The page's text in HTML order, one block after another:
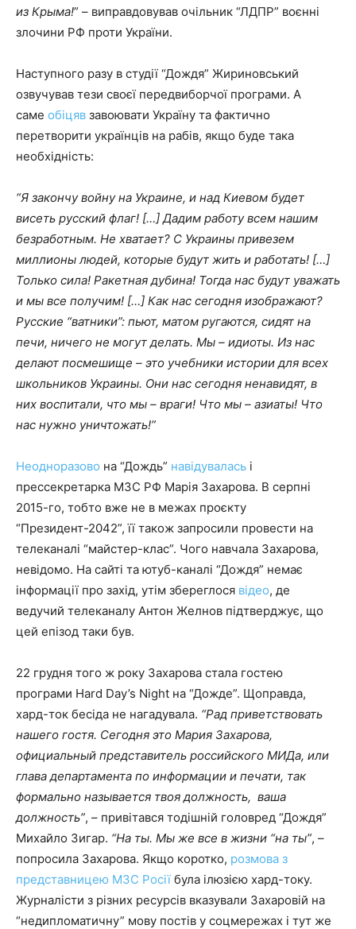
из Крыма!” – виправдовував очільник “ЛДПР” воєнні
злочини РФ проти України.
Наступного разу в студії “Дождя” Жириновський
озвучував тези своєї передвиборчої програми. А
саме обіцяв завоювати Україну та фактично
перетворити українців на рабів, якщо буде така
необхідність:
“Я закончу войну на Украине, и над Киевом будет
висеть русский флаг! […] Дадим работу всем нашим
безработным. Не хватает? С Украины привезем
миллионы людей, которые будут жить и работать! […]
Только сила! Ракетная дубина! Тогда нас будут уважать
и мы все получим! […] Как нас сегодня изображают?
Русские “ватники”: пьют, матом ругаются, сидят на
печи, ничего не могут делать. Мы – идиоты. Из нас
делают посмешище – это учебники истории для всех
школьников Украины. Они нас сегодня ненавидят, в
них воспитали, что мы – враги! Что мы – азиаты! Что
нас нужно уничтожать!”
Неодноразово на “Дождь” навідувалась і
прессекретарка МЗС РФ Марія Захарова. В серпні
2015-го, тобто вже не в межах проєкту
“Президент-2042”, її також запросили провести на
телеканалі “майстер-клас”. Чого навчала Захарова,
невідомо. На сайті та ютуб-каналі “Дождя” немає
інформації про захід, утім збереглося відео, де
ведучий телеканалу Антон Желнов підтверджує, що
цей епізод таки був.
22 грудня того ж року Захарова стала гостею
програми Hard Day’s Night на “Дожде”. Щоправда,
хард-ток бесіда не нагадувала. “Рад приветствовать
нашего гостя. Сегодня это Мария Захарова,
официальный представитель российского МИДа, или
глава департамента по информации и печати, так
формально называется твоя должность, ваша
должность”, – привітався тодішній головред “Дождя”
Михайло Зигар. “На ты. Мы же все в жизни “на ты”, –
попросила Захарова. Якщо коротко, розмова з
представницею МЗС Росії була ілюзією хард-току.
Журналісти з різних ресурсів вказували Захаровій на
“недипломатичну” мову постів у соцмережах і тут же